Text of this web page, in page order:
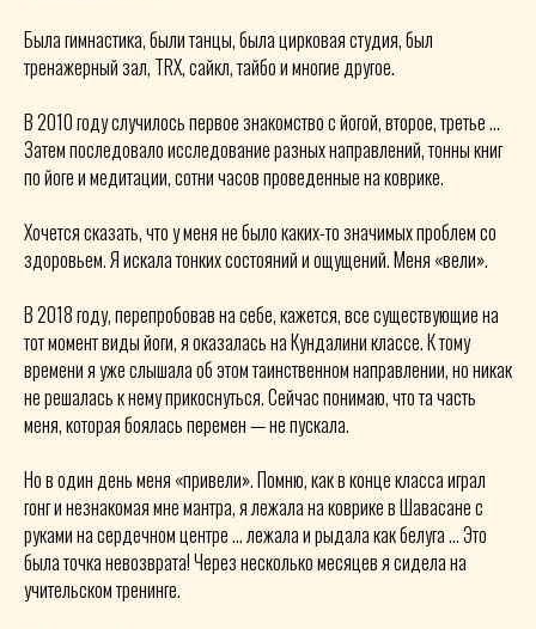
Была гимнастика, были танцы, была цирковая студия, был
тренажерный зал, TRX, сайкл, тайбо и многие другое.
В 2010 году случилось первое знакомство с йогой, второе, третье …
Затем последовало исследование разных направлений, тонны книг
по йоге и медитации, сотни часов проведенные на коврике.
Хочется сказать, что у меня не было каких-то значимых проблем со
здоровьем. Я искала тонких состояний и ощущений. Меня «вели».
В 2018 году, перепробовав на себе, кажется, все существующие на
тот момент виды йоги, я оказалась на Кундалини классе. К тому
времени я уже слышала об этом таинственном направлении, но никак
не решалась к нему прикоснуться. Сейчас понимаю, что та часть
меня, которая боялась перемен — не пускала.
Но в один день меня «привели». Помню, как в конце класса играл
гонг и незнакомая мне мантра, я лежала на коврике в Шавасане с
руками на сердечном центре … лежала и рыдала как белуга … Это
была точка невозврата! Через несколько месяцев я сидела на
учительском тренинге.